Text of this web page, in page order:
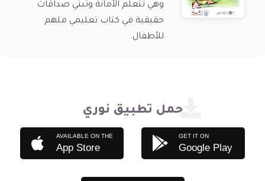
وهي تتعلم الأمانة وتبني صداقات
حقيقية في كتاب تعليمي ملهم
للأطفال.
حمل تطبيق نوري
AVAILABLE ON THE
App Store
GET IT ON
Google Play